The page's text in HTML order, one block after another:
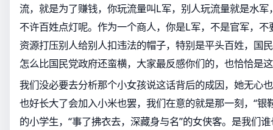
流，就是为了赚钱，你玩流量叫L军，别人玩流量就是水
不许百姓点灯呢。作为一个商人，你是L军，不是官军，
资源打压别人给别人扣违法的帽子，特别是平头百姓，国
怎么比国民党政府还蛮横，大家最反感你们的，也恰恰是
我们没必要去分析那个小女孩说这话背后的成因，她无心
也好长大了会加入小米也罢，我们在意的就是那一刻，“银
的小学生，“事了拂衣去，深藏身与名”的女侠客。是我们